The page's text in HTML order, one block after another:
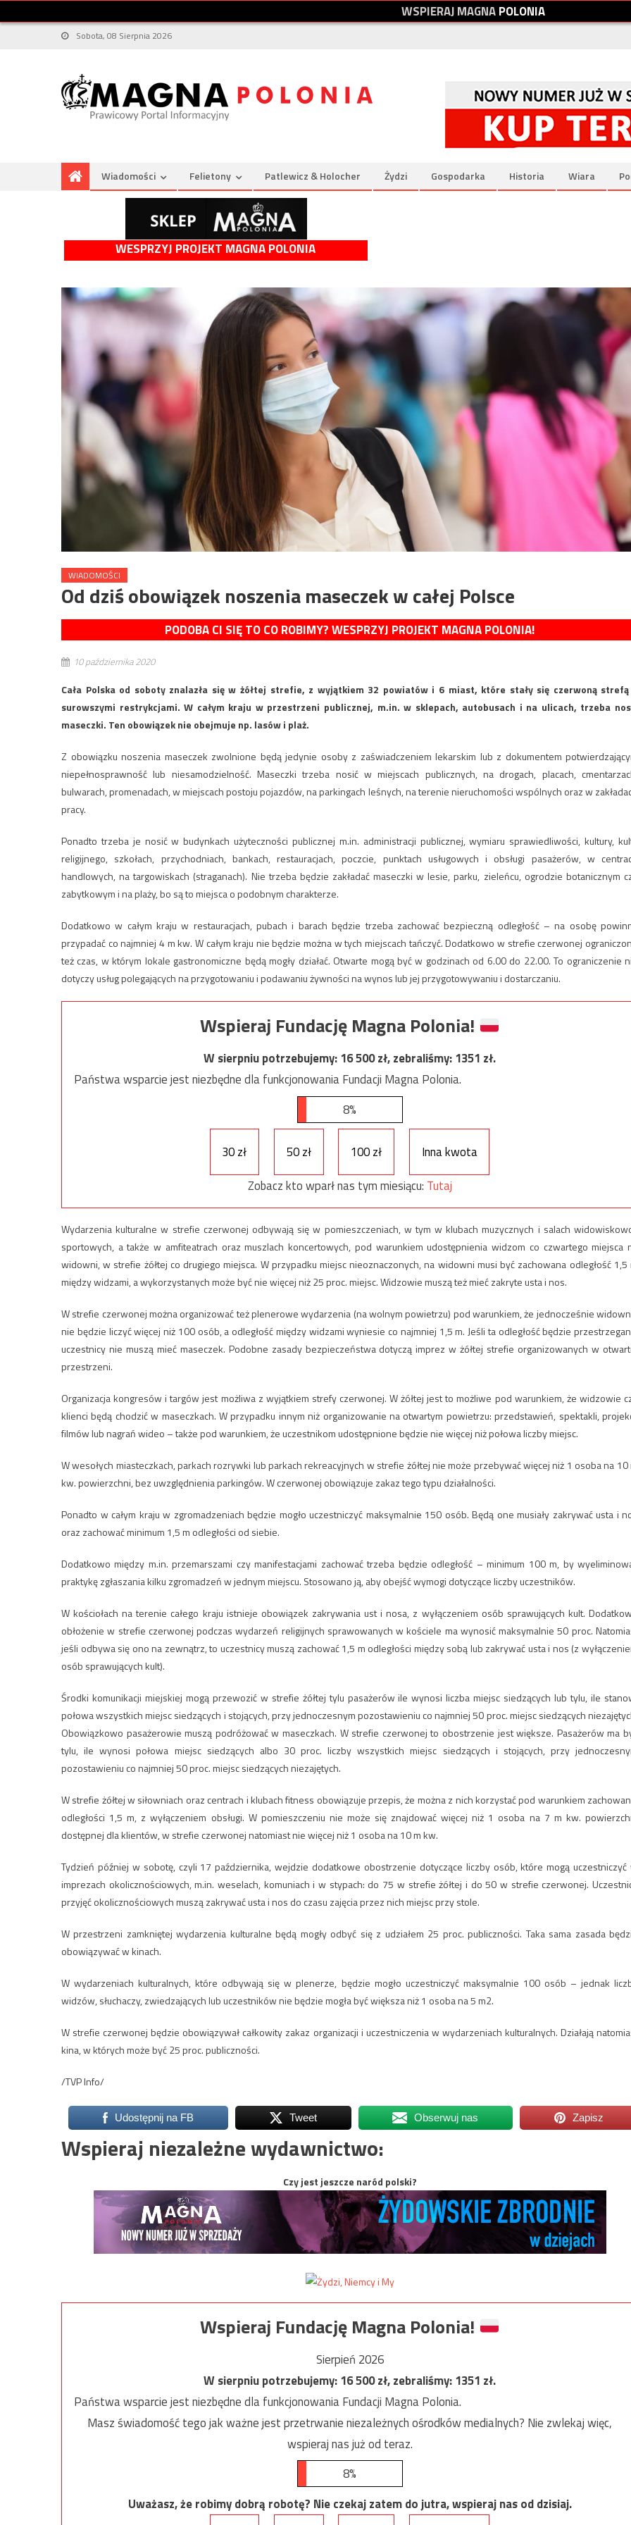
WSPIERAJMAGNAPOLONIA
Sobota, 08 Sierpnia 2026
Wiadomości Felietony Patlewicz & Holocher Żydzi Gospodarka Historia Wiara
WESPRZYJ PROJEKT MAGNA POLONIA
WIADOMOŚCI
Od dziś obowiązek noszenia maseczek w całej Polsce
PODOBA CI SIĘ TO CO ROBIMY? WESPRZYJ PROJEKT MAGNA POLONIA!
10 października 2020
Cała Polska od soboty znalazła się w żółtej strefie, z wyjątkiem 32 powiatów i 6 miast, które stały się czerwoną
surowszymi restrykcjami. W całym kraju w przestrzeni publicznej, m.in. w sklepach, autobusach i na ulicach, trzeba
maseczki. Ten obowiązek nie obejmuje np. lasów i plaż.
Z obowiązku noszenia maseczek zwolnione będą jedynie osoby z zaświadczeniem lekarskim lub z dokumentem
niepełnosprawność lub niesamodzielność. Maseczki trzeba nosić w miejscach publicznych, na drogach, placach,
bulwarach, promenadach, w miejscach postoju pojazdów, na parkingach leśnych, na terenie nieruchomości wspólnych oraz w
pracy.
Ponadto trzeba je nosić w budynkach użyteczności publicznej m.in. administracji publicznej, wymiaru sprawiedliwości, kultury,
religijnego, szkołach, przychodniach, bankach, restauracjach, poczcie, punktach usługowych i obsługi pasażerów, w
handlowych, na targowiskach (straganach). Nie trzeba będzie zakładać maseczki w lesie, parku, zieleńcu, ogrodzie botanicznym
zabytkowym i na plaży, bo są to miejsca o podobnym charakterze.
Dodatkowo w całym kraju w restauracjach, pubach i barach będzie trzeba zachować bezpieczną odległość – na osobę
przypadać co najmniej 4 m kw. W całym kraju nie będzie można w tych miejscach tańczyć. Dodatkowo w strefie czerwonej
też czas, w którym lokale gastronomiczne będą mogły działać. Otwarte mogą być w godzinach od 6.00 do 22.00. To ograniczenie
dotyczy usług polegających na przygotowaniu i podawaniu żywności na wynos lub jej przygotowywaniu i dostarczaniu.
Wspieraj Fundację Magna Polonia!
W sierpniu potrzebujemy:16 500zł, zebraliśmy:1351 zł.
Państwa wsparcie jest niezbędne dla funkcjonowania Fundacji Magna Polonia.
8%
30 zł 50 zł 100 zł
Inna kwota
Zobacz kto wparł nas tym miesiącu: Tutaj
Wydarzenia kulturalne w strefie czerwonej odbywają się w pomieszczeniach, w tym w klubach muzycznych i salach
sportowych, a także w amfiteatrach oraz muszlach koncertowych, pod warunkiem udostępnienia widzom co czwartego miejsca
widowni, w strefie żółtej co drugiego miejsca. W przypadku miejsc nieoznaczonych, na widowni musi być zachowana odległość 1,5
między widzami, a wykorzystanych może być nie więcej niż 25 proc. miejsc. Widzowie muszą też mieć zakryte usta i nos.
W strefie czerwonej można organizować też plenerowe wydarzenia (na wolnym powietrzu) pod warunkiem, że jednocześnie
nie będzie liczyć więcej niż 100 osób, a odległość między widzami wyniesie co najmniej 1,5 m. Jeśli ta odległość będzie
uczestnicy nie muszą mieć maseczek. Podobne zasady bezpieczeństwa dotyczą imprez w żółtej strefie organizowanych w
przestrzeni.
Organizacja kongresów i targów jest możliwa z wyjątkiem strefy czerwonej. W żółtej jest to możliwe pod warunkiem, że widzowie
klienci będą chodzić w maseczkach. W przypadku innym niż organizowanie na otwartym powietrzu: przedstawień, spektakli,
filmów lub nagrań wideo – także pod warunkiem, że uczestnikom udostępnione będzie nie więcej niż połowa liczby miejsc.
W wesołych miasteczkach, parkach rozrywki lub parkach rekreacyjnych w strefie żółtej nie może przebywać więcej niż 1 osoba na 10
kw. powierzchni, bez uwzględnienia parkingów. W czerwonej obowiązuje zakaz tego typu działalności.
Ponadto w całym kraju w zgromadzeniach będzie mogło uczestniczyć maksymalnie 150 osób. Będą one musiały zakrywać usta i
oraz zachować minimum 1,5 m odległości od siebie.
Dodatkowo między m.in. przemarszami czy manifestacjami zachować trzeba będzie odległość – minimum 100 m, by
praktykę zgłaszania kilku zgromadzeń w jednym miejscu. Stosowano ją, aby obejść wymogi dotyczące liczby uczestników.
W kościołach na terenie całego kraju istnieje obowiązek zakrywania ust i nosa, z wyłączeniem osób sprawujących kult.
obłożenie w strefie czerwonej podczas wydarzeń religijnych sprawowanych w kościele ma wynosić maksymalnie 50 proc.
jeśli odbywa się ono na zewnątrz, to uczestnicy muszą zachować 1,5 m odległości między sobą lub zakrywać usta i nos (z
osób sprawujących kult).
Środki komunikacji miejskiej mogą przewozić w strefie żółtej tylu pasażerów ile wynosi liczba miejsc siedzących lub tylu, ile
połowa wszystkich miejsc siedzących i stojących, przy jednoczesnym pozostawieniu co najmniej 50 proc. miejsc siedzących
Obowiązkowo pasażerowie muszą podróżować w maseczkach. W strefie czerwonej to obostrzenie jest większe. Pasażerów ma
tylu, ile wynosi połowa miejsc siedzących albo 30 proc. liczby wszystkich miejsc siedzących i stojących, przy
pozostawieniu co najmniej 50 proc. miejsc siedzących niezajętych.
W strefie żółtej w siłowniach oraz centrach i klubach fitness obowiązuje przepis, że można z nich korzystać pod warunkiem
odległości 1,5 m, z wyłączeniem obsługi. W pomieszczeniu nie może się znajdować więcej niż 1 osoba na 7 m kw.
dostępnej dla klientów, w strefie czerwonej natomiast nie więcej niż 1 osoba na 10 m kw.
Tydzień później w sobotę, czyli 17 października, wejdzie dodatkowe obostrzenie dotyczące liczby osób, które mogą uczestniczyć
imprezach okolicznościowych, m.in. weselach, komuniach i w stypach: do 75 w strefie żółtej i do 50 w strefie czerwonej.
przyjęć okolicznościowych muszą zakrywać usta i nos do czasu zajęcia przez nich miejsc przy stole.
W przestrzeni zamkniętej wydarzenia kulturalne będą mogły odbyć się z udziałem 25 proc. publiczności. Taka sama zasada
obowiązywać w kinach.
W wydarzeniach kulturalnych, które odbywają się w plenerze, będzie mogło uczestniczyć maksymalnie 100 osób – jednak
widzów, słuchaczy, zwiedzających lub uczestników nie będzie mogła być większa niż 1 osoba na 5 m2.
W strefie czerwonej będzie obowiązywał całkowity zakaz organizacji i uczestniczenia w wydarzeniach kulturalnych. Działają
kina, w których może być 25 proc. publiczności.
/TVP Info/
Udostępnij na FB Tweet Obserwuj nas Zapisz
Wspieraj niezależne wydawnictwo:
Czy jest jeszcze naród polski?
Wspieraj Fundację Magna Polonia!
Sierpień 2026
W sierpniu potrzebujemy:16 500zł, zebraliśmy:1351 zł.
Państwa wsparcie jest niezbędne dla funkcjonowania Fundacji Magna Polonia.
Masz świadomość tego jak ważne jest przetrwanie niezależnych ośrodków medialnych? Nie zwlekaj więc,
wspieraj nas już od teraz.
8%
Uważasz, że robimy dobrą robotę? Nie czekaj zatem do jutra, wspieraj nas od dzisiaj.